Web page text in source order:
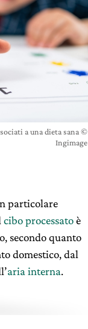
a una dieta sana ©
Ingimage
particolare
cibo processatoè
secondo quanto
domestico, dal
aria interna.